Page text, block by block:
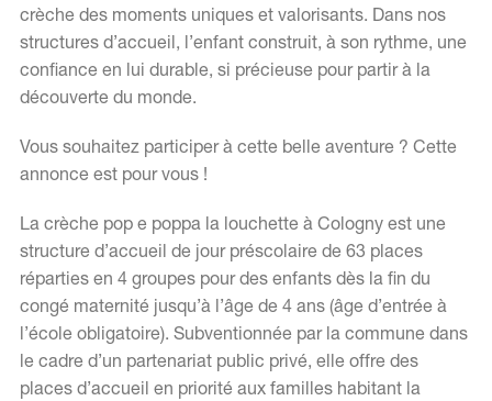
crèche des moments uniques et valorisants. Dans nos
structures d’accueil, l’enfant construit, à son rythme, une
confiance en lui durable, si précieuse pour partir à la
découverte du monde.
Vous souhaitez participer à cette belle aventure ? Cette
annonce est pour vous !
La crèche pop e poppa la louchette à Cologny est une
structure d’accueil de jour préscolaire de 63 places
réparties en 4 groupes pour des enfants dès la fin du
congé maternité jusqu’à l’âge de 4 ans (âge d’entrée à
l’école obligatoire). Subventionnée par la commune dans
le cadre d’un partenariat public privé, elle offre des
places d’accueil en priorité aux familles habitant la